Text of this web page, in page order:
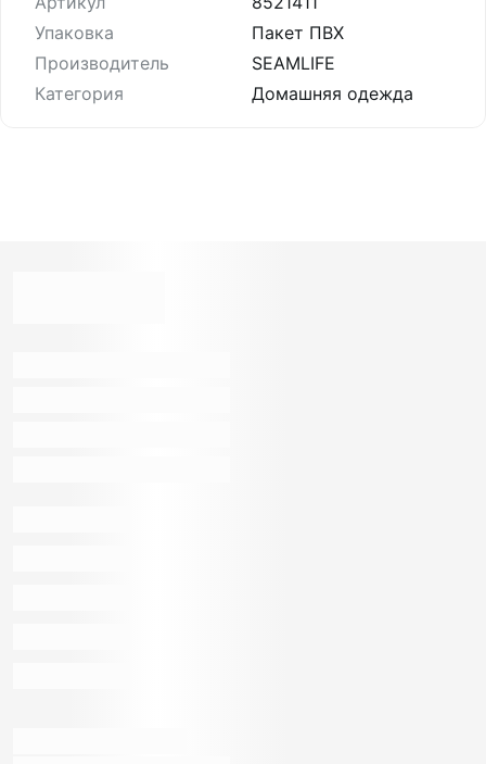
Упаковка
Пакет ПВХ
Производитель
SEAMLIFE
Категория
Домашняя одежда